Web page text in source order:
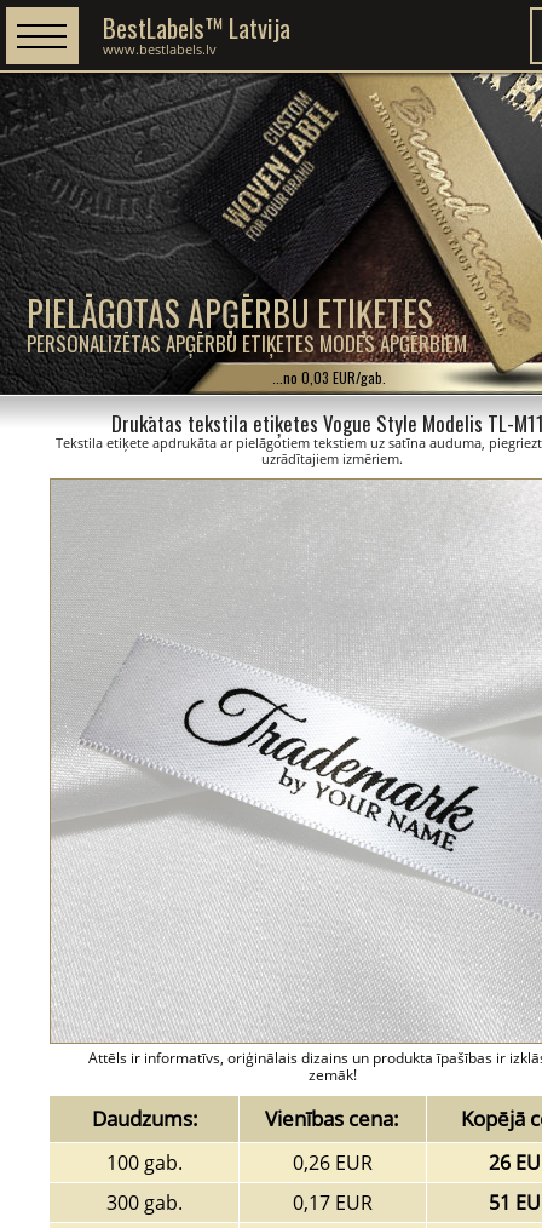
PIELĀGOTAS APĢĒRBU ETIĶETES
PERSONALIZĒTAS APĢĒRBU ETIĶETES MODES APĢĒRBIEM
BestLabels™ Latvija
www.bestlabels.lv
...no 0,03 EUR/gab.
Drukātas tekstila etiķetes Vogue Style Modelis TL-
Tekstila etiķete apdrukāta ar pielāgotiem tekstiem uz satīna auduma,
uzrādītajiem izmēriem.
Attēls ir informatīvs, oriģinālais dizains un produkta īpašības ir
zemāk!
Daudzums: Vienības cena: Kopējā
100 gab. 0,26 EUR
26
300 gab.
0,17 EUR
51